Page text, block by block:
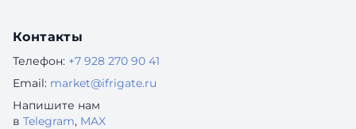
Контакты
Телефон: +7 928 270 90 41
Email: market@ifrigate.ru
Напишите нам
в Telegram, MAX